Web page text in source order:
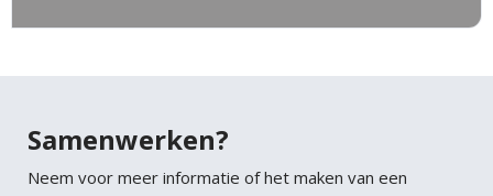
Samenwerken?
Neem voor meer informatie of het maken van een